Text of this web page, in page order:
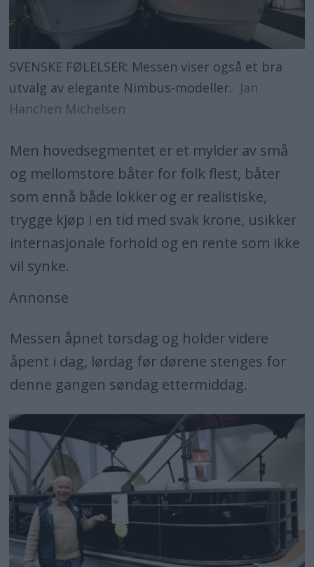
SVENSKE FØLELSER: Messen viser også et bra
utvalg av elegante Nimbus-modeller.
Jan
Hanchen Michelsen
Men hovedsegmentet er et mylder av små
og mellomstore båter for folk flest, båter
som ennå både lokker og er realistiske,
trygge kjøp i en tid med svak krone, usikker
internasjonale forhold og en rente som ikke
vil synke.
Annonse
Messen åpnet torsdag og holder videre
åpent i dag, lørdag før dørene stenges for
denne gangen søndag ettermiddag.